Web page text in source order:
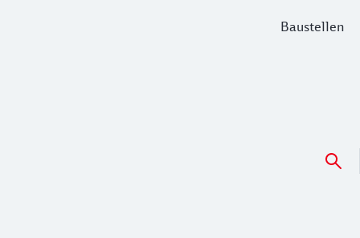
Baustellen